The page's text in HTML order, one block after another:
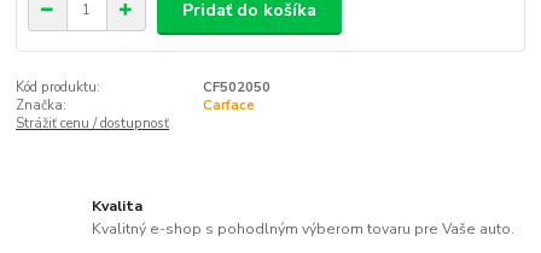
Pridať do košíka
Kód produktu:
CF502050
Značka:
Carface
Strážiť cenu / dostupnosť
Kvalita
Kvalitný e-shop s pohodlným výberom tovaru pre Vaše auto.